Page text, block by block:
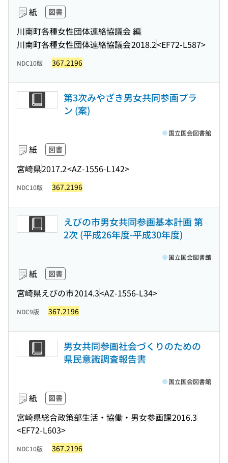
紙 図書
川南町各種女性団体連絡協議会 編
川南町各種女性団体連絡協議会2018.2<EF72-L587>
NDC10版 367.2196
第3次みやざき男女共同参画プラ
ン (案)
紙 図書
宮崎県2017.2<AZ-1556-L142>
国立国会図書館
NDC10版 367.2196
えびの市男女共同参画基本計画 第
2次 (平成26年度-平成30年度)
紙 図書
宮崎県えびの市2014.3<AZ-1556-L34>
国立国会図書館
NDC9版 367.2196
男女共同参画社会づくりのための
県民意識調査報告書
紙 図書
宮崎県総合政策部生活・協働・男女参画課2016.3
<EF72-L603>
国立国会図書館
NDC10版 367.2196